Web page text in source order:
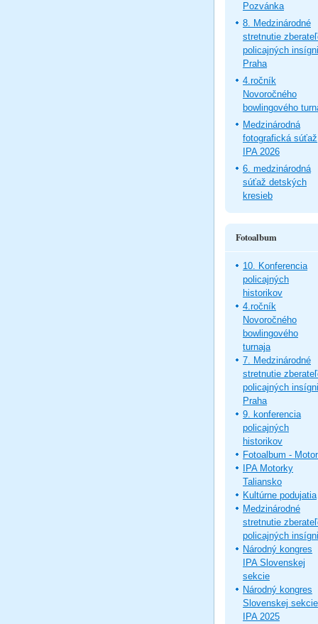
Pozvánka
8. Medzinárodné
stretnutie
policajných
Praha
4.ročník
Novoročného
bowlingového
Medzinárodná
fotografická súťaž
IPA 2026
6. medzinárodná
súťaž detských
kresieb
Fotoalbum
10. Konferencia
policajných
historikov
4.ročník
Novoročného
bowlingového
turnaja
7. Medzinárodné
stretnutie
policajných
Praha
9. konferencia
policajných
historikov
Fotoalbum -
IPA Motorky
Taliansko
Kultúrne podujatia
Medzinárodné
stretnutie
policajných
Národný kongres
IPA Slovenskej
sekcie
Národný kongres
Slovenskej sekcie
IPA 2025